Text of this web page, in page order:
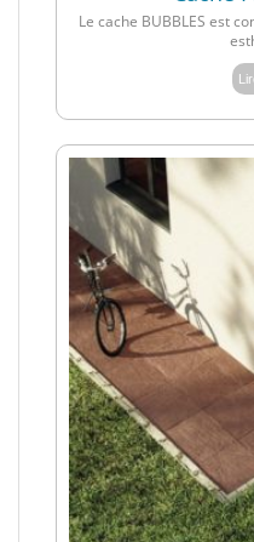
Le cache BUBBLES est